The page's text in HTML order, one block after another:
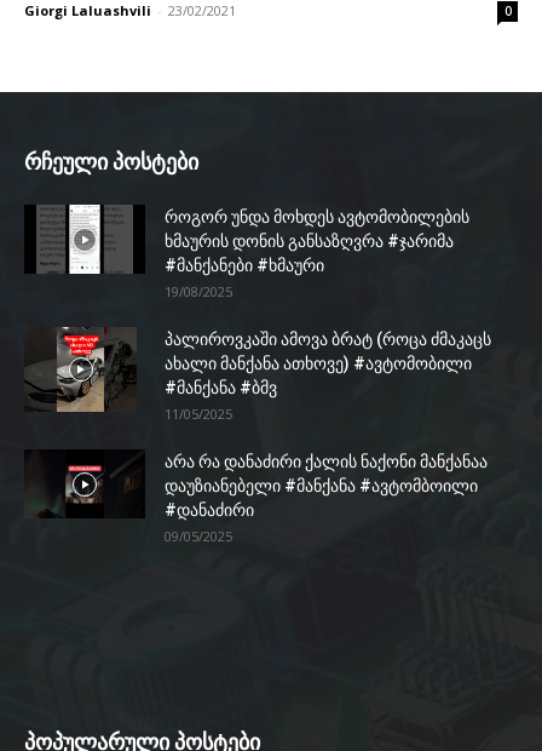
Giorgi Laluashvili - 23/02/2021 0
რჩეული პოსტები
როგორ უნდა მოხდეს ავტომობილების
ხმაურის დონის განსაზღვრა #ჯარიმა
#მანქანები #ხმაური
19/08/2025
პალიროვკაში ამოვა ბრატ (როცა ძმაკაცს
ახალი მანქანა ათხოვე) #ავტომობილი
#მანქანა #ბმვ
11/05/2025
არა რა დანაძირი ქალის ნაქონი მანქანაა
დაუზიანებელი #მანქანა #ავტომბოილი
#დანაძირი
09/05/2025
პოპულარული პოსტები